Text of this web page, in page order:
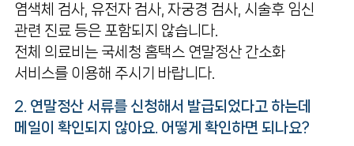
염색체 검사, 유전자 검사, 자궁경 검사, 시술후 임신
관련 진료 등은 포함되지 않습니다.
전체 의료비는 국세청 홈택스 연말정산 간소화
서비스를 이용해 주시기 바랍니다.
2. 연말정산 서류를 신청해서 발급되었다고 하는데
메일이 확인되지 않아요. 어떻게 확인하면 되나요?